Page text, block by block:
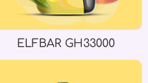
ELFBAR GH33000